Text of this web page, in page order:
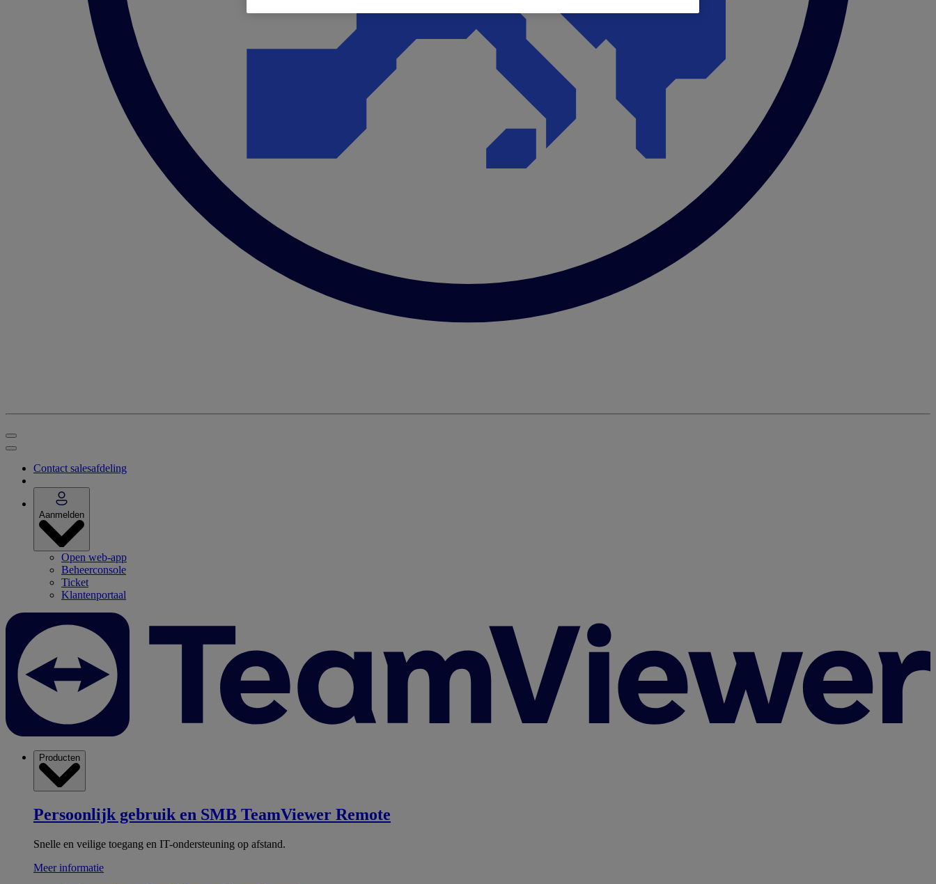
Contact salesafdeling
Aanmelden
Open web-app
Beheerconsole
Ticket
Klantenportaal
Producten
Persoonlijk gebruik en SMB TeamViewer Remote
Snelle en veilige toegang en IT-ondersteuning op afstand.
Meer informatie